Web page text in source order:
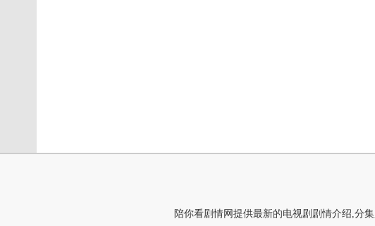
陪你看剧情网提供最新的电视剧剧情介绍,分